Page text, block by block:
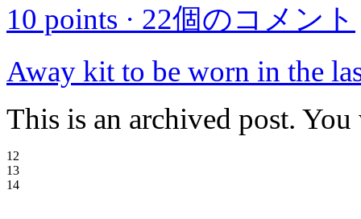
10 points · 22個のコメント
Away kit to be worn in the
This is an archived post.
12
13
14